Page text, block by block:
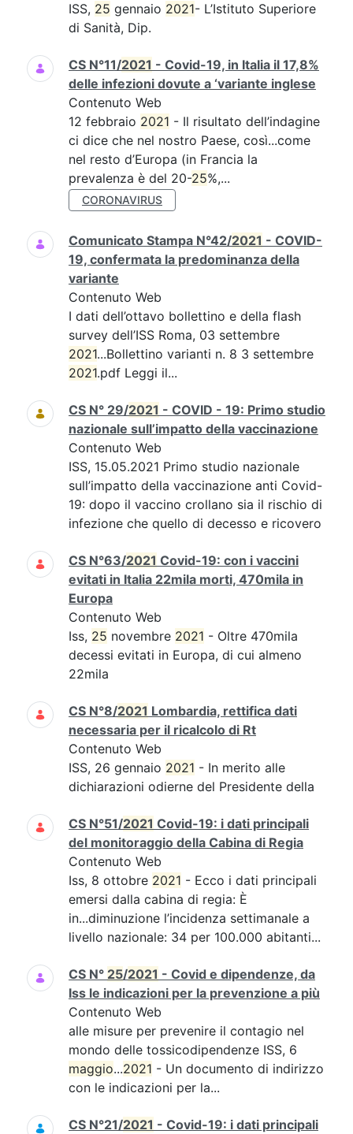
ISS, 25 gennaio 2021- L’Istituto Superiore
di Sanità, Dip.
CS N°11/2021 - Covid-19, in Italia il 17,8%
delle infezioni dovute a ‘variante inglese
Contenuto Web
12 febbraio 2021 - Il risultato dell’indagine
ci dice che nel nostro Paese, così...come
nel resto d’Europa (in Francia la
prevalenza è del 20-25%,...
CORONAVIRUS
Comunicato Stampa N°42/2021 - COVID-
19, confermata la predominanza della
variante
Contenuto Web
I dati dell’ottavo bollettino e della flash
survey dell’ISS Roma, 03 settembre
2021...Bollettino varianti n. 8 3 settembre
2021.pdf Leggi il...
CS N° 29/2021 - COVID - 19: Primo studio
nazionale sull’impatto della vaccinazione
Contenuto Web
ISS, 15.05.2021 Primo studio nazionale
sull’impatto della vaccinazione anti Covid-
19: dopo il vaccino crollano sia il rischio di
infezione che quello di decesso e ricovero
CS N°63/2021 Covid-19: con i vaccini
evitati in Italia 22mila morti, 470mila in
Europa
Contenuto Web
Iss, 25 novembre 2021 - Oltre 470mila
decessi evitati in Europa, di cui almeno
22mila
CS N°8/2021 Lombardia, rettifica dati
necessaria per il ricalcolo di Rt
Contenuto Web
ISS, 26 gennaio 2021 - In merito alle
dichiarazioni odierne del Presidente della
CS N°51/2021 Covid-19: i dati principali
del monitoraggio della Cabina di Regia
Contenuto Web
Iss, 8 ottobre 2021 - Ecco i dati principali
emersi dalla cabina di regia: È
in...diminuzione l’incidenza settimanale a
livello nazionale: 34 per 100.000 abitanti...
CS N° 25/2021 - Covid e dipendenze, da
Iss le indicazioni per la prevenzione a più
Contenuto Web
alle misure per prevenire il contagio nel
mondo delle tossicodipendenze ISS, 6
maggio...2021 - Un documento di indirizzo
con le indicazioni per la...
CS N°21/2021 - Covid-19: i dati principali